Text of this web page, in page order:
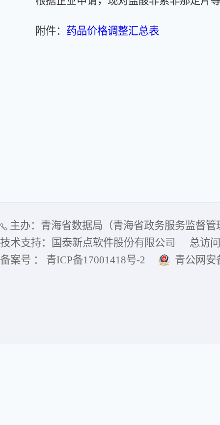
附件： 药品价格调整汇总表
主办：青海省数据局（青海省政务服务监督管
技术支持：国泰新点软件股份有限公司
总访
备案号 ： 青ICP备17001418号-2
青公网安